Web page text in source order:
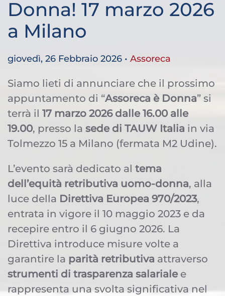
Donna! 17 marzo 2026
a Milano
giovedì, 26 Febbraio 2026 • Assoreca
Siamo lieti di annunciare che il prossimo
appuntamento di “Assoreca è Donna” si
terrà il 17 marzo 2026 dalle 16.00 alle
19.00, presso la sede di TAUW Italia in via
Tolmezzo 15 a Milano (fermata M2 Udine).
L’evento sarà dedicato al tema
dell’equità retributiva uomo-donna, alla
luce della Direttiva Europea 970/2023,
entrata in vigore il 10 maggio 2023 e da
recepire entro il 6 giugno 2026. La
Direttiva introduce misure volte a
garantire la parità retributiva attraverso
strumenti di trasparenza salariale e
rappresenta una svolta significativa nel